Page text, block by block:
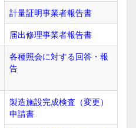
計量証明事業者報告書
届出修理事業者報告書
各種照会に対する回答・報
告
製造施設完成検査（変更）
申請書